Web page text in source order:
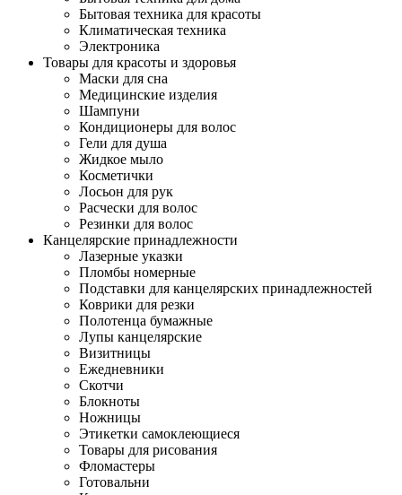
Бытовая техника для красоты
Климатическая техника
Электроника
Товары для красоты и здоровья
Маски для сна
Медицинские изделия
Шампуни
Кондиционеры для волос
Гели для душа
Жидкое мыло
Косметички
Лосьон для рук
Расчески для волос
Резинки для волос
Канцелярские принадлежности
Лазерные указки
Пломбы номерные
Подставки для канцелярских принадлежностей
Коврики для резки
Полотенца бумажные
Лупы канцелярские
Визитницы
Ежедневники
Скотчи
Блокноты
Ножницы
Этикетки самоклеющиеся
Товары для рисования
Фломастеры
Готовальни